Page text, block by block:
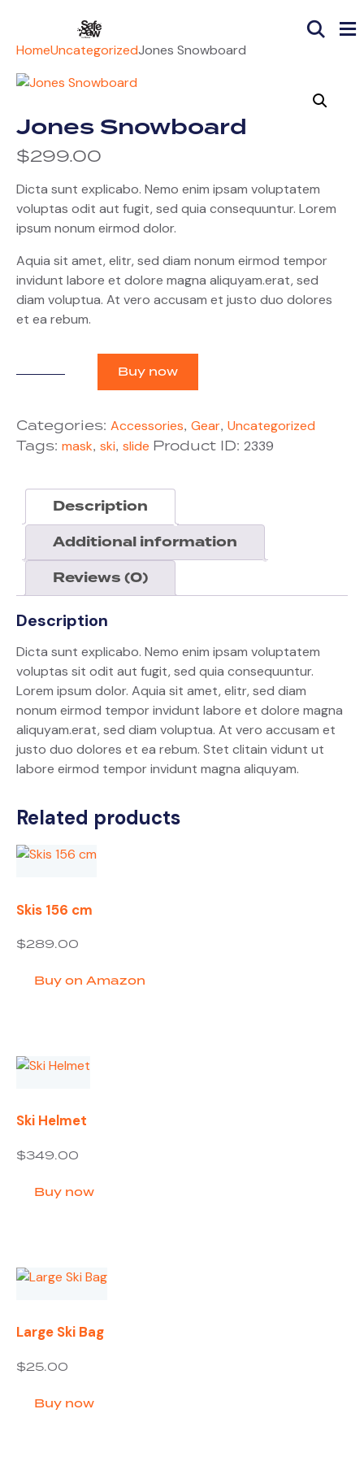
HomeUncategorizedJones Snowboard
Jones Snowboard
$299.00
Dicta sunt explicabo. Nemo enim ipsam voluptatem
voluptas odit aut fugit, sed quia consequuntur. Lorem
ipsum nonum eirmod dolor.
Aquia sit amet, elitr, sed diam nonum eirmod tempor
invidunt labore et dolore magna aliquyam.erat, sed
diam voluptua. At vero accusam et justo duo dolores
et ea rebum.
Buy now
Categories: Accessories, Gear, Uncategorized
Tags: mask, ski, slide Product ID: 2339
Description
Additional information
Reviews (0)
Description
Dicta sunt explicabo. Nemo enim ipsam voluptatem
voluptas sit odit aut fugit, sed quia consequuntur.
Lorem ipsum dolor. Aquia sit amet, elitr, sed diam
nonum eirmod tempor invidunt labore et dolore magna
aliquyam.erat, sed diam voluptua. At vero accusam et
justo duo dolores et ea rebum. Stet clitain vidunt ut
labore eirmod tempor invidunt magna aliquyam.
Related products
Skis 156 cm
$289.00
Buy on Amazon
Ski Helmet
$349.00
Buy now
Large Ski Bag
$25.00
Buy now